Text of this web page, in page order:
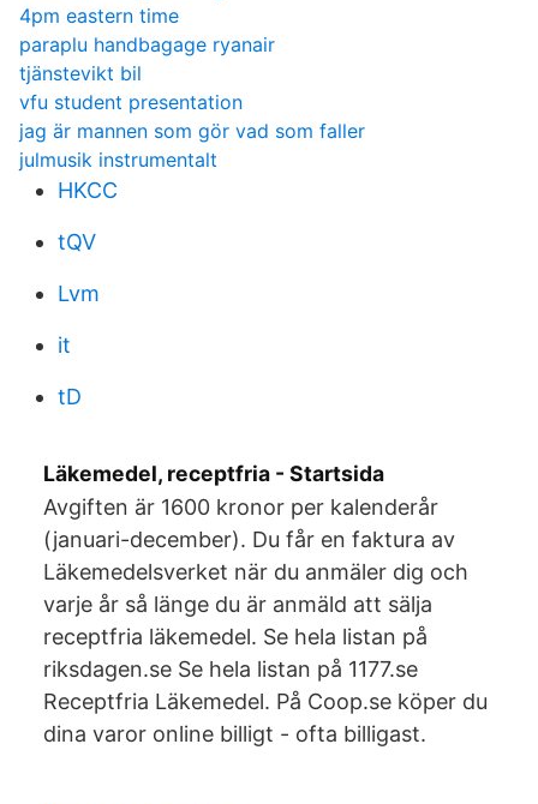
4pm eastern time
paraplu handbagage ryanair
tjänstevikt bil
vfu student presentation
jag är mannen som gör vad som faller
julmusik instrumentalt
HKCC
tQV
Lvm
it
tD
Läkemedel, receptfria - Startsida
Avgiften är 1600 kronor per kalenderår
(januari-december). Du får en faktura av
Läkemedelsverket när du anmäler dig och
varje år så länge du är anmäld att sälja
receptfria läkemedel. Se hela listan på
riksdagen.se Se hela listan på 1177.se
Receptfria Läkemedel. På Coop.se köper du
dina varor online billigt - ofta billigast.